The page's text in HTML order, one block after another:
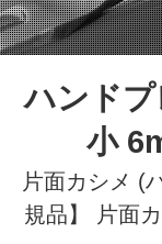
ハンドプ
小
片面カシメ (
規品】
片面